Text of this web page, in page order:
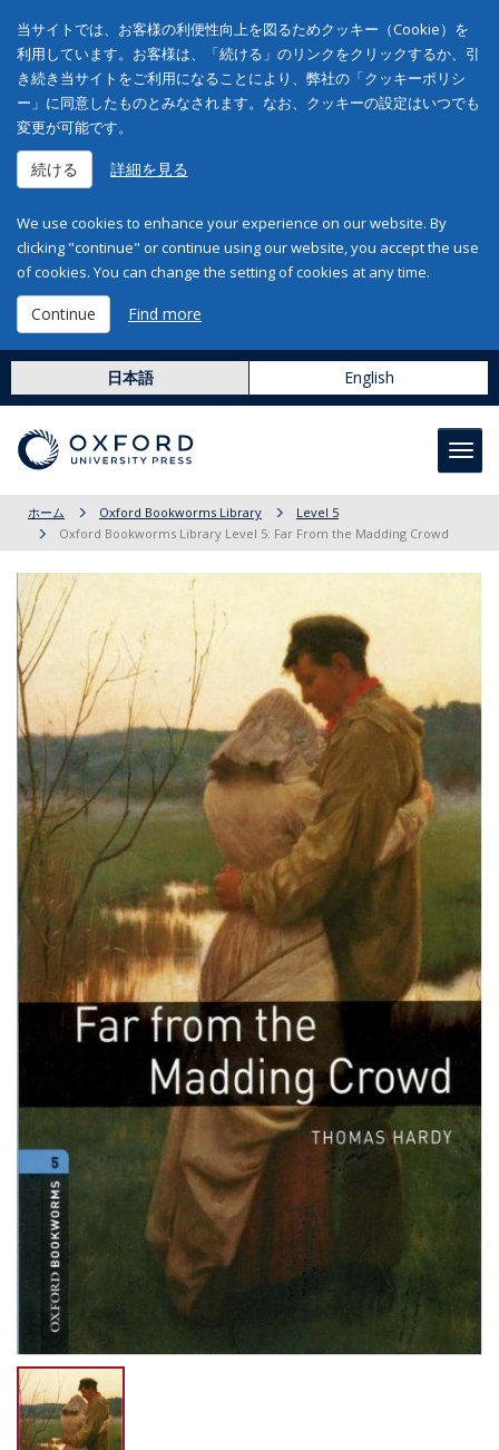
当サイトでは、お客様の利便性向上を図るためクッキー（Cookie）を
利用しています。お客様は、「続ける」のリンクをクリックするか、引
き続き当サイトをご利用になることにより、弊社の「クッキーポリシ
ー」に同意したものとみなされます。なお、クッキーの設定はいつでも
変更が可能です。
続ける 詳細を見る
We use cookies to enhance your experience on our website. By
clicking "continue" or continue using our website, you accept the use
of cookies. You can change the setting of cookies at any time.
Continue Find more
日本語 English
ホーム Oxford Bookworms Library
Level 5
Oxford Bookworms Library Level 5: Far From the Madding Crowd